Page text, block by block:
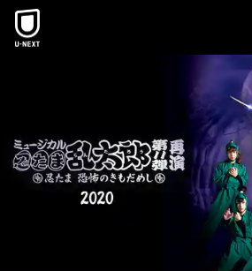
本文へスキップ